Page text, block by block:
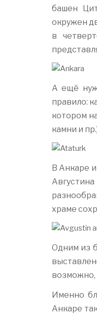
башен
окружен
в
А ещё
правило:
котором
камни и
В Анкаре
храме
Одним из
возможно,
Именно
Анкаре